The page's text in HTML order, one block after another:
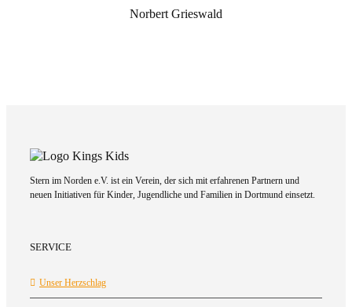
Norbert Grieswald
Stern im Norden e.V. ist ein Verein, der sich mit erfahrenen Partnern und
neuen Initiativen für Kinder, Jugendliche und Familien in Dortmund einsetzt.
SERVICE
Unser Herzschlag